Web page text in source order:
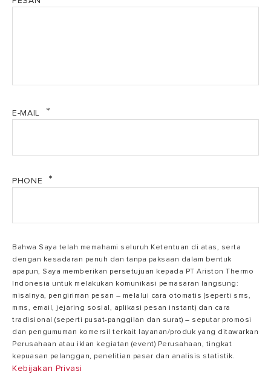
E-MAIL
PHONE
Bahwa Saya telah memahami seluruh Ketentuan di atas, serta
dengan kesadaran penuh dan tanpa paksaan dalam bentuk
apapun, Saya memberikan persetujuan kepada PT Ariston Thermo
Indonesia untuk melakukan komunikasi pemasaran langsung:
misalnya, pengiriman pesan – melalui cara otomatis (seperti sms,
mms, email, jejaring sosial, aplikasi pesan instant) dan cara
tradisional (seperti pusat-panggilan dan surat) – seputar promosi
dan pengumuman komersil terkait layanan/produk yang ditawarkan
Perusahaan atau iklan kegiatan (event) Perusahaan, tingkat
kepuasan pelanggan, penelitian pasar dan analisis statistik.
Kebijakan Privasi